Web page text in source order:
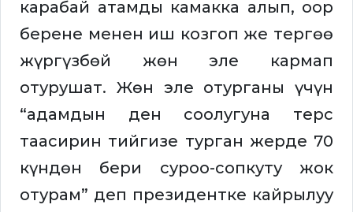
карабай атамды камакка алып, оор
берене менен иш козгоп же тергөө
жүргүзбөй жөн эле кармап
отурушат. Жөн эле отурганы үчүн
“адамдын ден соолугуна терс
таасирин тийгизе турган жерде 70
күндөн бери суроо-сопкуту жок
отурам” деп президентке кайрылуу